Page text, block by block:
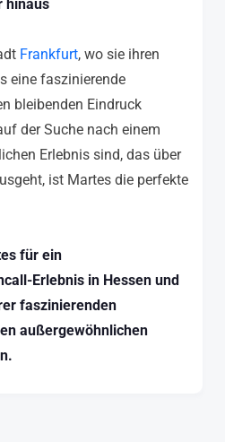
hinaus
Frankfurt, wo sie ihren
eine faszinierende
bleibenden Eindruck
der Suche nach einem
Erlebnis sind, das über
ist Martes die perfekte
für ein
Erlebnis in Hessen und
faszinierenden
außergewöhnlichen